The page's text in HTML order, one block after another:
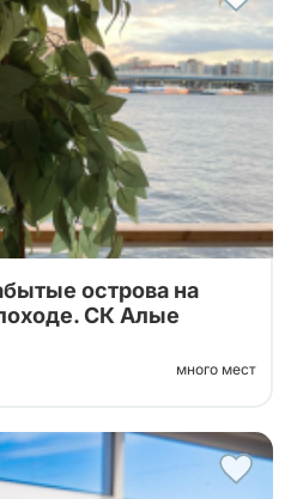
дельты Невы на
острова на
СК Алые
много мест